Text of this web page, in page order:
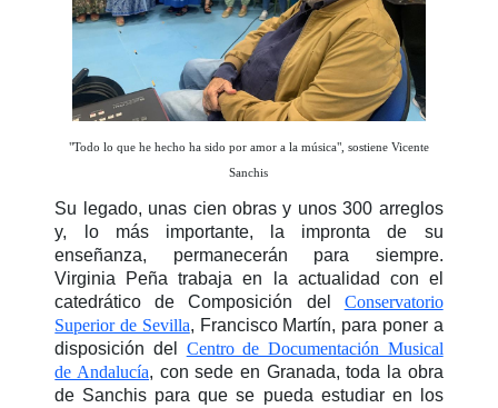
"Todo lo que he hecho ha sido por amor a la música", sostiene Vicente
Sanchis
Su legado, unas cien obras y unos 300 arreglos
y, lo más importante, la impronta de su
enseñanza, permanecerán para siempre.
Virginia Peña trabaja en la actualidad con el
catedrático de Composición del Conservatorio
Superior de Sevilla, Francisco Martín, para poner a
disposición del Centro de Documentación Musical
de Andalucía, con sede en Granada, toda la obra
de Sanchis para que se pueda estudiar en los